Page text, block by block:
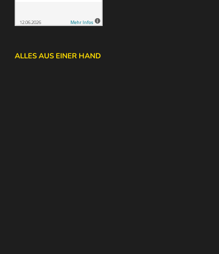
ALLES AUS EINER HAND